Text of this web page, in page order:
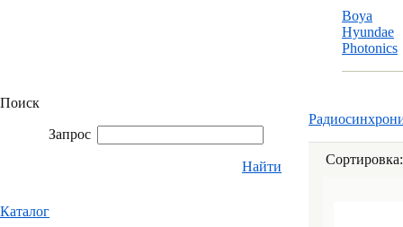
Boya
Hyundae
Photonics
Поиск
Запрос
Найти
Каталог